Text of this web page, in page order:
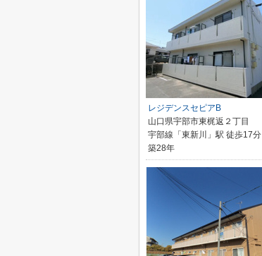
レジデンスセピアB
山口県宇部市東梶返２丁目
宇部線「東新川」駅 徒歩17分
築28年